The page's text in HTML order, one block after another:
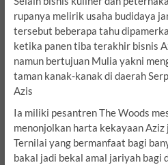
rupanya melirik usaha budidaya
tersebut beberapa tahu
ketika panen tiba terakhir bisnis
namun bertujuan Mulia yakni
taman kanak-kanak di daerah
Azis
Ia miliki pesantren The Woods
menonjolkan harta kekayaan
Ternilai yang bermanfaat bagi
bakal jadi bekal amal jariyah